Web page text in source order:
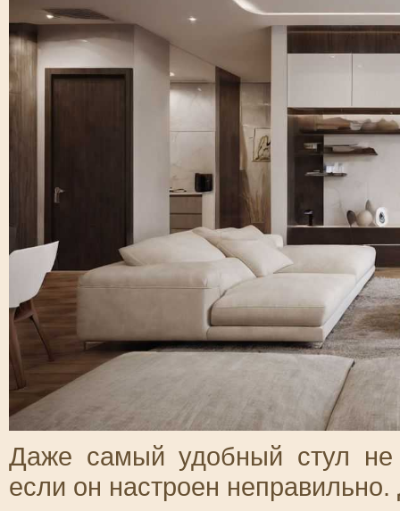
Даже самый удобный стул
если он настроен